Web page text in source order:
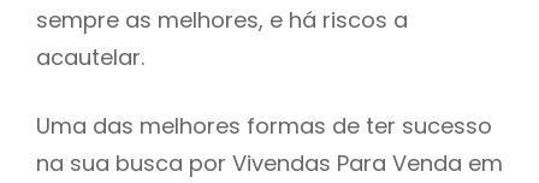
sempre as melhores, e há riscos a
acautelar.
Uma das melhores formas de ter sucesso
na sua busca por Vivendas Para Venda em